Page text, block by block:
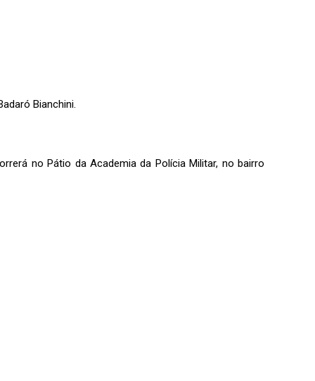
Bianchini.
no Pátio da Academia da Polícia Militar, no bairro